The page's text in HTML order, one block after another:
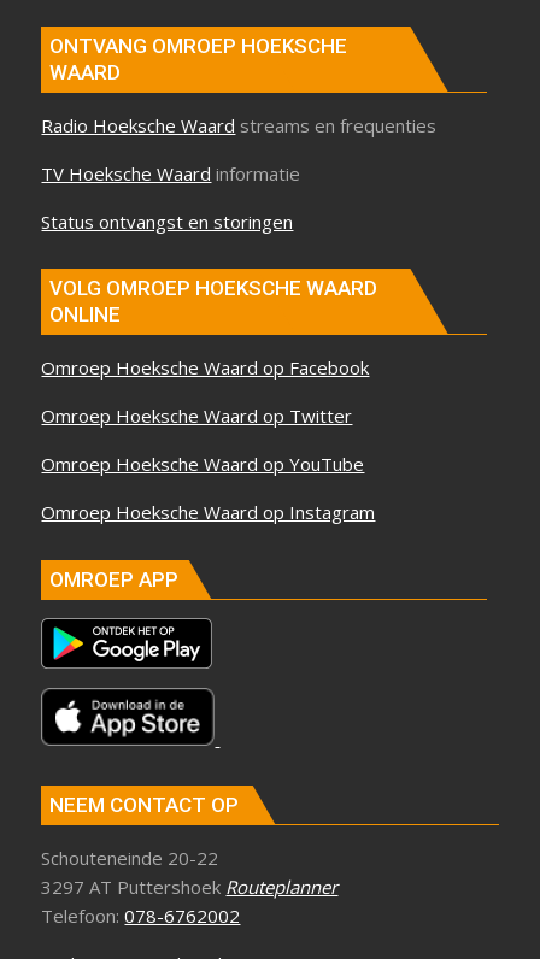
ONTVANG OMROEP HOEKSCHE
WAARD
Radio Hoeksche Waard streams en frequenties
TV Hoeksche Waard informatie
Status ontvangst en storingen
VOLG OMROEP HOEKSCHE WAARD
ONLINE
Omroep Hoeksche Waard op Facebook
Omroep Hoeksche Waard op Twitter
Omroep Hoeksche Waard op YouTube
Omroep Hoeksche Waard op Instagram
OMROEP APP
NEEM CONTACT OP
Schouteneinde 20-22
3297 AT Puttershoek Routeplanner
Telefoon:078-6762002